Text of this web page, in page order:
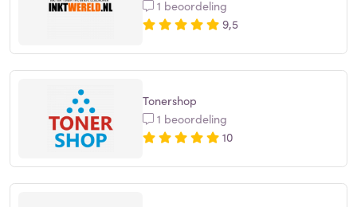
1 beoordeling
9,5
Tonershop
1 beoordeling
10